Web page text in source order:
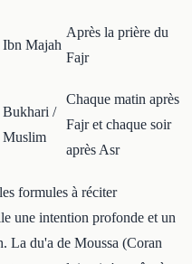
Ibn Majah
Après la prière du
Fajr
Bukhari /
Muslim
Chaque matin après
Fajr et chaque soir
après Asr
formules à réciter
une intention profonde et un
La du'a de Moussa (Coran